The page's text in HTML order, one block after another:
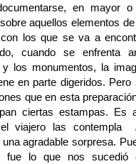
en mayor
aquellos elementos
los que se va a
cuando se enfrenta
y los monumentos, la
en parte digeridos. Pero
que en esta
ciertas estampas. Es
viajero las contempla
agradable sorpresa.
fue lo que nos sucedió